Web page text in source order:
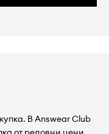
В Answear Club